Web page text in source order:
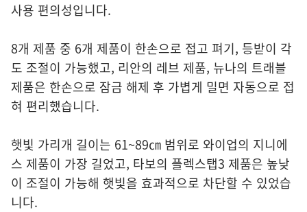
사용 편의성입니다.
8개 제품 중 6개 제품이 한손으로 접고 펴기, 등받이 각
도 조절이 가능했고, 리안의 레브 제품, 뉴나의 트래블
제품은 한손으로 잠금 해제 후 가볍게 밀면 자동으로 접
혀 편리했습니다.
햇빛 가리개 길이는 61~89㎝ 범위로 와이업의 지니에
스 제품이 가장 길었고, 타보의 플렉스탭3 제품은 높낮
이 조절이 가능해 햇빛을 효과적으로 차단할 수 있었습
니다.